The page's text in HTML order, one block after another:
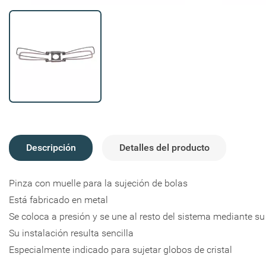
Descripción Detalles del producto
Pinza con muelle para la sujeción de bolas
Está fabricado en metal
Se coloca a presión y se une al resto del sistema mediante
Su instalación resulta sencilla
Especialmente indicado para sujetar globos de cristal
Crear